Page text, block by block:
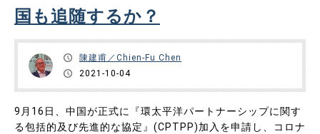
お問い合わせ
国も追随するか？
陳建甫／Chien-Fu Chen
2021-10-04
9月16日、中国が正式に『環太平洋パートナーシップに関す
る包括的及び先進的な協定』(CPTPP)加入を申請し、コロナ